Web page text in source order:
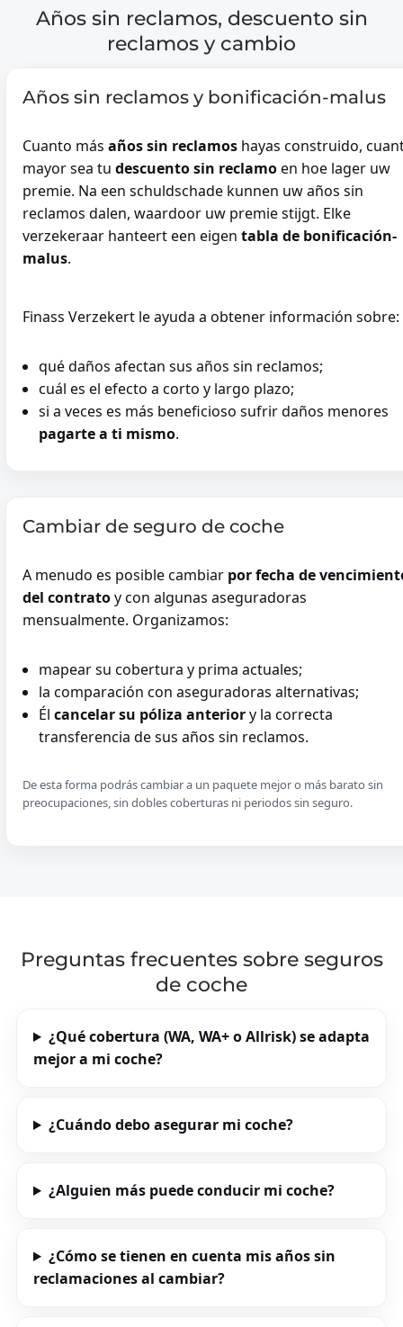
Años sin reclamos, descuento sin
reclamos y cambio
Años sin reclamos y bonificación-malus
Cuanto más años sin reclamos hayas construido,
mayor sea tu descuento sin reclamoen hoe lager uw
premie. Na een schuldschade kunnen uw años sin
reclamos dalen, waardoor uw premie stijgt. Elke
verzekeraar hanteert een eigen tabla de bonificación-
malus.
Finass Verzekert le ayuda a obtener información sobre:
qué daños afectan sus años sin reclamos;
cuál es el efecto a corto y largo plazo;
si a veces es más beneficioso sufrir daños menores
pagarte a ti mismo.
Cambiar de seguro de coche
A menudo es posible cambiar por fecha de
del contratoy con algunas aseguradoras
mensualmente. Organizamos:
mapear su cobertura y prima actuales;
la comparación con aseguradoras alternativas;
Él cancelar su póliza anteriory la correcta
transferencia de sus años sin reclamos.
De esta forma podrás cambiar a un paquete mejor o más barato sin
preocupaciones, sin dobles coberturas ni periodos sin seguro.
Preguntas frecuentes sobre seguros
de coche
¿Qué cobertura (WA, WA+ o Allrisk) se adapta
mejor a mi coche?
¿Cuándo debo asegurar mi coche?
¿Alguien más puede conducir mi coche?
¿Cómo se tienen en cuenta mis años sin
reclamaciones al cambiar?